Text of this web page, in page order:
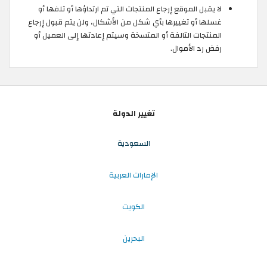
لا يقبل الموقع إرجاع المنتجات التي تم ارتداؤها أو تلفها أو
غسلها أو تغييرها بأي شكل من الأشكال، ولن يتم قبول إرجاع
المنتجات التالفة أو المتسخة وسيتم إعادتها إلى العميل أو
رفض رد الأموال.
تغيير الدولة
السعودية
الإمارات العربية
الكويت
البحرين